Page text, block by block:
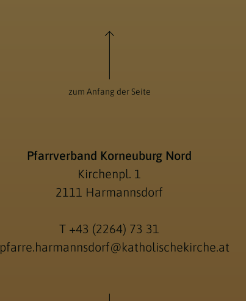
zum Anfang der Seite
Pfarrverband Korneuburg Nord
Kirchenpl. 1
2111 Harmannsdorf
T +43 (2264) 73 31
pfarre.harmannsdorf@katholischekirche.at